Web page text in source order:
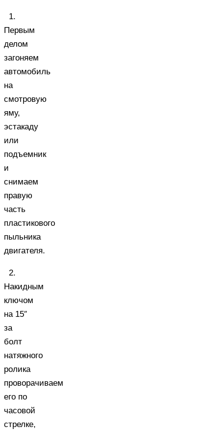
1.
Первым
делом
загоняем
автомобиль
на
смотровую
яму,
эстакаду
или
подъемник
и
снимаем
правую
часть
пластикового
пыльника
двигателя.
2.
Накидным
ключом
на 15″
за
болт
натяжного
ролика
проворачиваем
его по
часовой
стрелке,